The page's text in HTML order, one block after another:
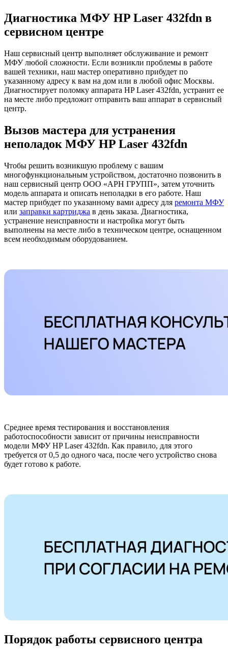
Диагностика МФУ HP Laser 432fdn в
сервисном центре
Наш сервисный центр выполняет обслуживание и ремонт
МФУ любой сложности. Если возникли проблемы в работе
вашей техники, наш мастер оперативно прибудет по
указанному адресу к вам на дом или в любой офис Москвы.
Диагностирует поломку аппарата HP Laser 432fdn, устранит ее
на месте либо предложит отправить ваш аппарат в сервисный
центр.
Вызов мастера для устранения
неполадок МФУ HP Laser 432fdn
Чтобы решить возникшую проблему с вашим
многофункциональным устройством, достаточно позвонить в
наш сервисный центр ООО «АРН ГРУПП», затем уточнить
модель аппарата и описать неполадки в его работе. Наш
мастер прибудет по указанному вами адресу для ремонта МФУ
или заправки картриджа в день заказа. Диагностика,
устранение неисправности и настройка могут быть
выполнены на месте либо в техническом центре, оснащенном
всем необходимым оборудованием.
Среднее время тестирования и восстановления
работоспособности зависит от причины неисправности
модели МФУ HP Laser 432fdn. Как правило, для этого
требуется от 0,5 до одного часа, после чего устройство снова
будет готово к работе.
Порядок работы сервисного центра